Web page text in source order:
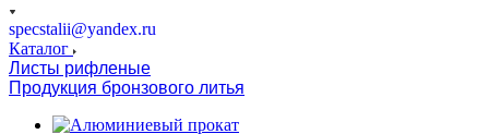
specstalii@yandex.ru
Каталог
Листы рифленые
Продукция бронзового литья